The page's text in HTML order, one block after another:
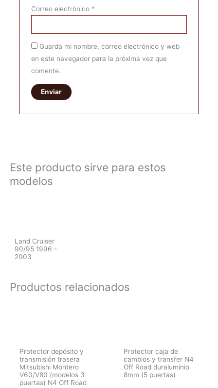
Correo electrónico *
Guarda mi nombre, correo electrónico y web
en este navegador para la próxima vez que
comente.
Este producto sirve para estos
modelos
Land Cruiser
90/95 1996 -
2003
Productos relacionados
Protector depósito y
transmisión trasera
Mitsubishi Montero
V60/V80 (modelos 3
puertas) N4 Off Road
Protector caja de
cambios y transfer N4
Off Road duraluminio
8mm (5 puertas)